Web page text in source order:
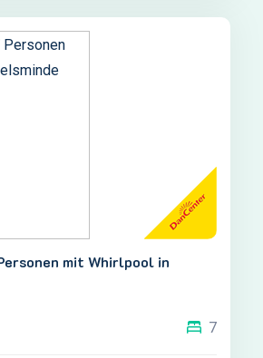
mit Whirlpool in
7